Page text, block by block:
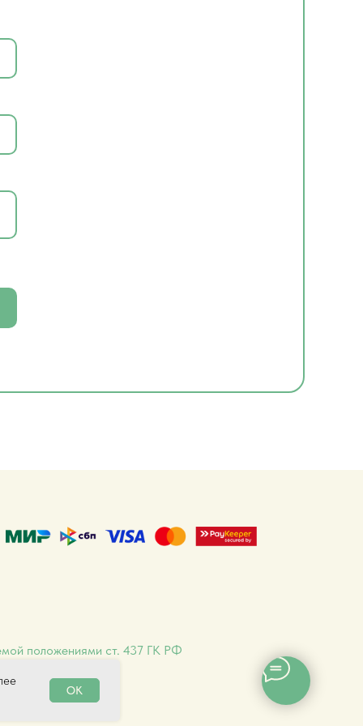
OK
положениями ст. 437 ГК РФ